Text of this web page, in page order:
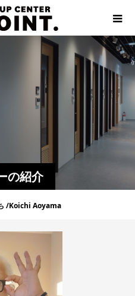
の紹介
/Koichi Aoyama